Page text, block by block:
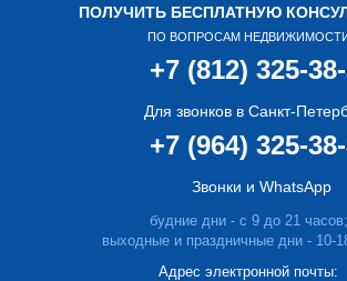
ПОЛУЧИТЬ БЕСПЛАТНУЮ
ПО ВОПРОСАМ
+7 (812) 325-
Для звонков в Санкт-
+7 (964) 325-
Звонки и WhatsApp
будние дни - с 9 до 21 часов;
выходные и праздничные дни - 10-
Адрес электронной почты: